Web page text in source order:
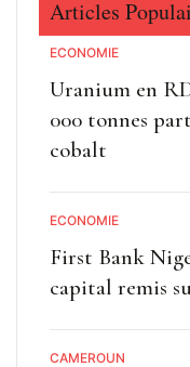
Articles
ECONOMIE
Uranium en
000 tonnes
cobalt
ECONOMIE
First Bank
capital remis
CAMEROUN